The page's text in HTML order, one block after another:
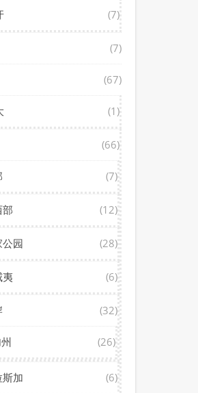
(7)
(7)
(67)
(1)
(66)
(7)
(12)
公园 (28)
夷 (6)
(32)
(26)
加 (6)